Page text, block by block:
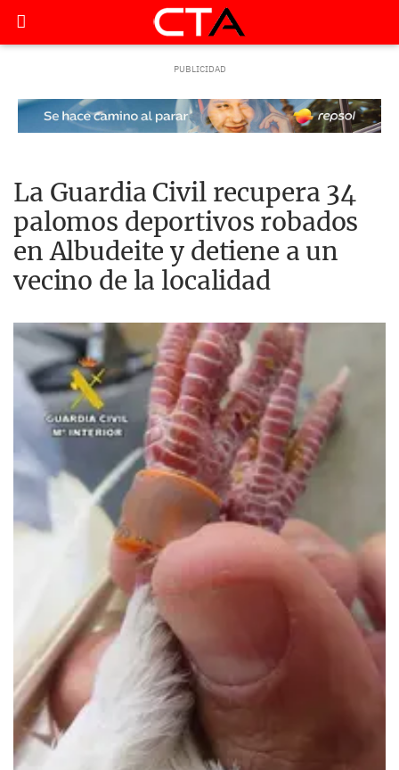
La Guardia Civil recupera 34
palomos deportivos robados
en Albudeite y detiene a un
vecino de la localidad